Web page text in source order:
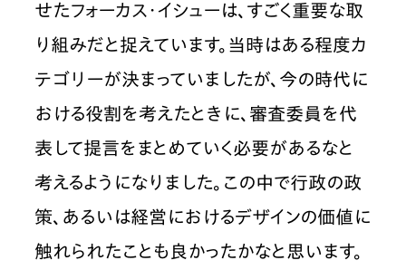
せたフォーカス・イシューは、すごく重要な取
り組みだと捉えています。当時はある程度カ
テゴリーが決まっていましたが、今の時代に
おける役割を考えたときに、審査委員を代
表して提言をまとめていく必要があるなと
考えるようになりました。この中で行政の政
策、あるいは経営におけるデザインの価値に
触れられたことも良かったかなと思います。